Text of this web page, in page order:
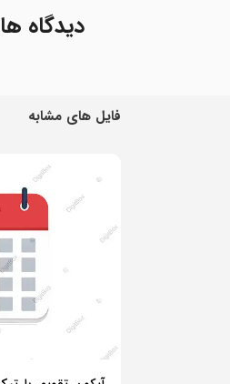
دیدگاه ها
فایل های مشابه